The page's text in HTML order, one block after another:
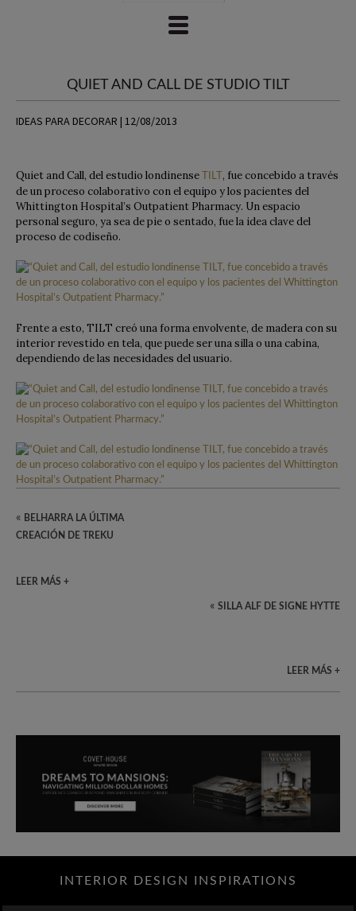
QUIET AND CALL DE STUDIO TILT
IDEAS PARA DECORAR | 12/08/2013
Quiet and Call, del estudio londinense TILT , fue concebido a través
de un proceso colaborativo con el equipo y los pacientes del
Whittington Hospital’s Outpatient Pharmacy. Un espacio
personal seguro, ya sea de pie o sentado, fue la idea clave del
proceso de codiseño.
Frente a esto, TILT creó una forma envolvente, de madera con su
interior revestido en tela, que puede ser una silla o una cabina,
dependiendo de las necesidades del usuario.
« BELHARRA LA ÚLTIMA
CREACIÓN DE TREKU
LEER MÁS +
« SILLA ALF DE SIGNE HYTTE
LEER MÁS +
INTERIOR DESIGN INSPIRATIONS